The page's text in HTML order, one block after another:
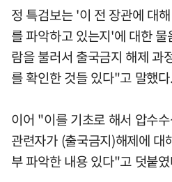
정 특검보는 '이 전 장관에 대
를 파악하고 있는지'에 대한
람을 불러서 출국금지 해제 과
를 확인한 것들 있다"고 말했다.
이어 "이를 기초로 해서 압수
관련자가 (출국금지)해제에 대
부 파악한 내용 있다"고 덧붙